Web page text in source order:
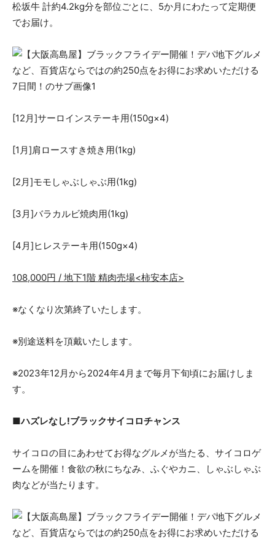
松坂牛 計約4.2kg分を部位ごとに、5か月にわたって定期便
でお届け。
[12月]サーロインステーキ用(150g×4)
[1月]肩ロースすき焼き用(1kg)
[2月]モモしゃぶしゃぶ用(1kg)
[3月]バラカルビ焼肉用(1kg)
[4月]ヒレステーキ用(150g×4)
108,000円 / 地下1階 精肉売場<柿安本店>
※なくなり次第終了いたします。
※別途送料を頂戴いたします。
※2023年12月から2024年4月まで毎月下旬頃にお届けしま
す。
■ハズレなし!ブラックサイコロチャンス
サイコロの目にあわせてお得なグルメが当たる、サイコロゲ
ームを開催！食欲の秋にちなみ、ふぐやカニ、しゃぶしゃぶ
肉などが当たります。